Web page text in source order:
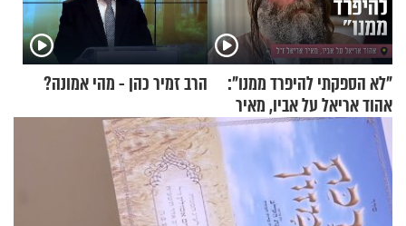
"לא הספקתי להיפרד ממנו":
אהוד אריאל על אביו, מאיר
אריאל ז"ל
הרב זמיר כהן - מהי אמונה?